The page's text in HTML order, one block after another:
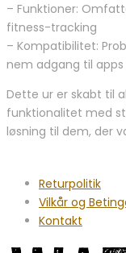
– Funktioner:
fitness-tracking
– Kompatibilitet:
nem adgang til
Dette ur er skabt til
funktionalitet med
løsning til dem, der
Returpolitik
Vilkår og
Kontakt